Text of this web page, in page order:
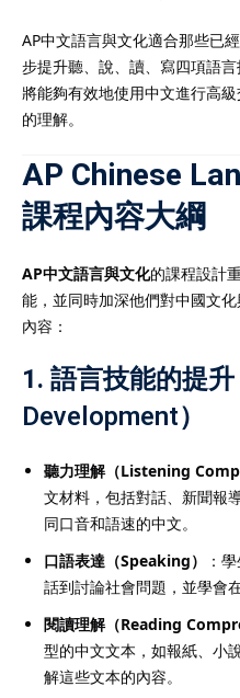
AP中文語言與文化適合那些已
步提升聽、說、讀、寫四項語
將能夠有效地使用中文進行高
的理解。
AP Chinese
課程內容大綱
AP中文語言與文化的課程設計
能，並同時加深他們對中國文
內容：
1. 語言技能的提
Development）
聽力理解（Listening
文材料，包括對話、新聞報
同口音和語速的中文。
口語表達（Speaking）
：
話到討論社會問題，並學會
閱讀理解（Reading
型的中文文本，如報紙、小
解這些文本的內容。